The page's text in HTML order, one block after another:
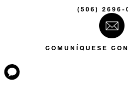
(506) 2696-
COMUNÍQUESE